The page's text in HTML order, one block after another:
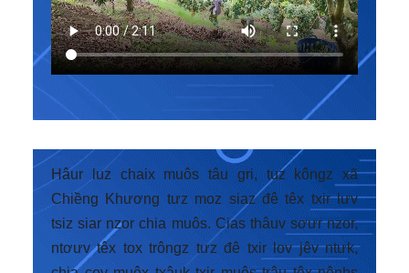
Hâur luz chaix muôs tâu gri, tuz kôngz xã
Chiềng Khương tưz moz siaz đê têx txir lưv
tsiz siar nzor chia muôs. Cias thâuv sơưr nzor,
ntơưv têx tox trôngz tưz đê txir lov jêv ntưk,